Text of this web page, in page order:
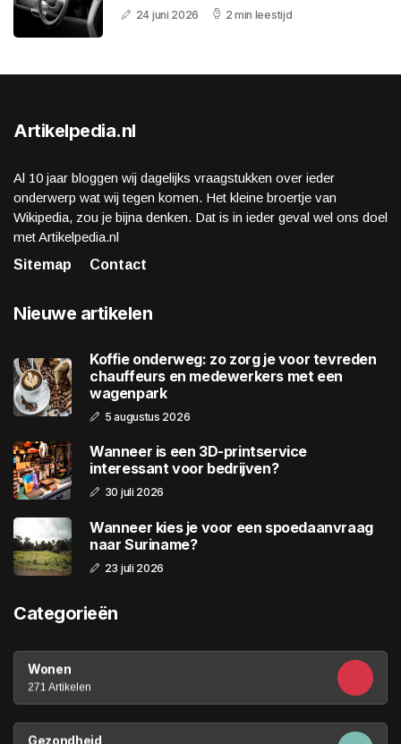
24 juni 2026 2 min leestijd
Artikelpedia.nl
Al 10 jaar bloggen wij dagelijks vraagstukken over ieder
onderwerp wat wij tegen komen. Het kleine broertje van
Wikipedia, zou je bijna denken. Dat is in ieder geval wel ons doel
met Artikelpedia.nl
Sitemap
Contact
Nieuwe artikelen
Koffie onderweg: zo zorg je voor tevreden
chauffeurs en medewerkers met een
wagenpark
5 augustus 2026
Wanneer is een 3D-printservice
interessant voor bedrijven?
30 juli 2026
Wanneer kies je voor een spoedaanvraag
naar Suriname?
23 juli 2026
Categorieën
Wonen
271 Artikelen
Gezondheid